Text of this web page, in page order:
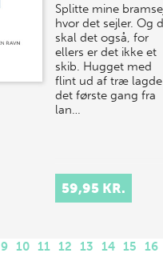
Splitte mine
hvor det sejler. Og
skal det også, for
ellers er det ikke et
skib. Hugget med
flint ud af træ lagde
det første gang fra
lan…
59,95 KR.
9 10 11 12 13 14 15 16